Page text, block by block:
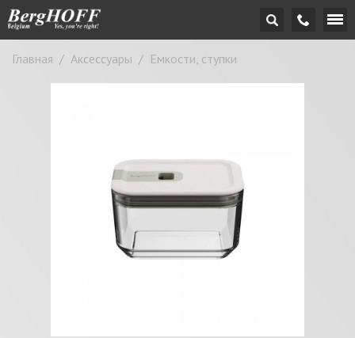
Главная / Аксессуары / Емкости, ступки